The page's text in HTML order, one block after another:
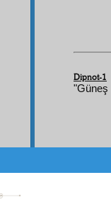
Dipnot-1
"Güneş